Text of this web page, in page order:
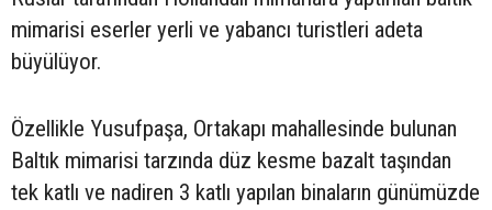
mimarisi eserler yerli ve yabancı turistleri adeta
büyülüyor.
Özellikle Yusufpaşa, Ortakapı mahallesinde bulunan
Baltık mimarisi tarzında düz kesme bazalt taşından
tek katlı ve nadiren 3 katlı yapılan binaların günümüzde